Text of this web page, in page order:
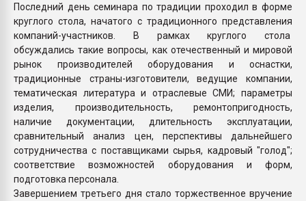
Последний день семинара по традиции проходил в форме
круглого стола, начатого с традиционного представления
компаний-участников. В рамках круглого стола
обсуждались такие вопросы, как отечественный и мировой
рынок производителей оборудования и оснастки,
традиционные страны-изготовители, ведущие компании,
тематическая литература и отраслевые СМИ; параметры
изделия, производительность, ремонтопригодность,
наличие документации, длительность эксплуатации,
сравнительный анализ цен, перспективы дальнейшего
сотрудничества с поставщиками сырья, кадровый "голод";
соответствие возможностей оборудования и форм,
подготовка персонала.
Завершением третьего дня стало торжественное вручение